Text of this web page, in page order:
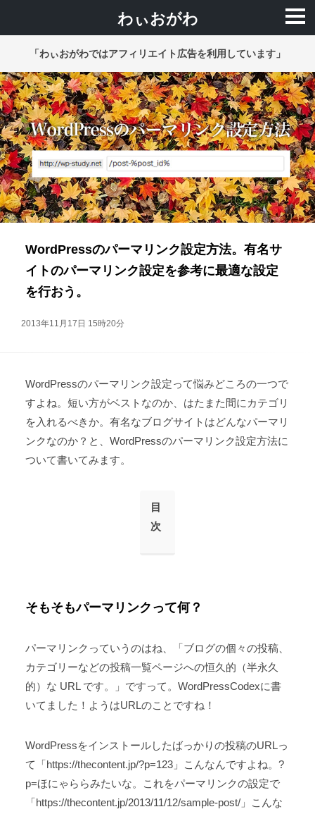
わぃおがわ
「わぃおがわではアフィリエイト広告を利用しています」
WordPressのパーマリンク設定方法。有名サ
イトのパーマリンク設定を参考に最適な設定
を行おう。
2013年11月17日 15時20分
WordPressのパーマリンク設定って悩みどころの一つで
すよね。短い方がベストなのか、はたまた間にカテゴリ
を入れるべきか。有名なブログサイトはどんなパーマリ
ンクなのか？と、WordPressのパーマリンク設定方法に
ついて書いてみます。
目
次
そもそもパーマリンクって何？
パーマリンクっていうのはね、「ブログの個々の投稿、
カテゴリーなどの投稿一覧ページへの恒久的（半永久
的）な URL です。」ですって。WordPressCodexに書
いてました！ようはURLのことですね！
WordPressをインストールしたばっかりの投稿のURLっ
て「https://thecontent.jp/?p=123」こんなんですよね。?
p=ほにゃららみたいな。これをパーマリンクの設定で
「https://thecontent.jp/2013/11/12/sample-post/」こんな